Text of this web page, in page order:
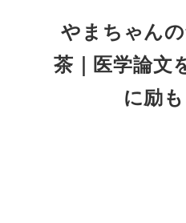
やまちゃん
茶｜医学論文
に励も